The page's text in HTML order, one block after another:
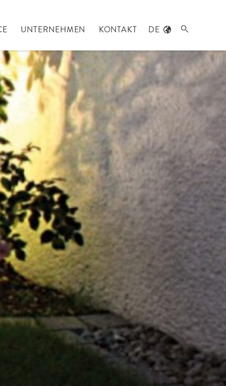
UNTERNEHMEN KONTAKT DE 